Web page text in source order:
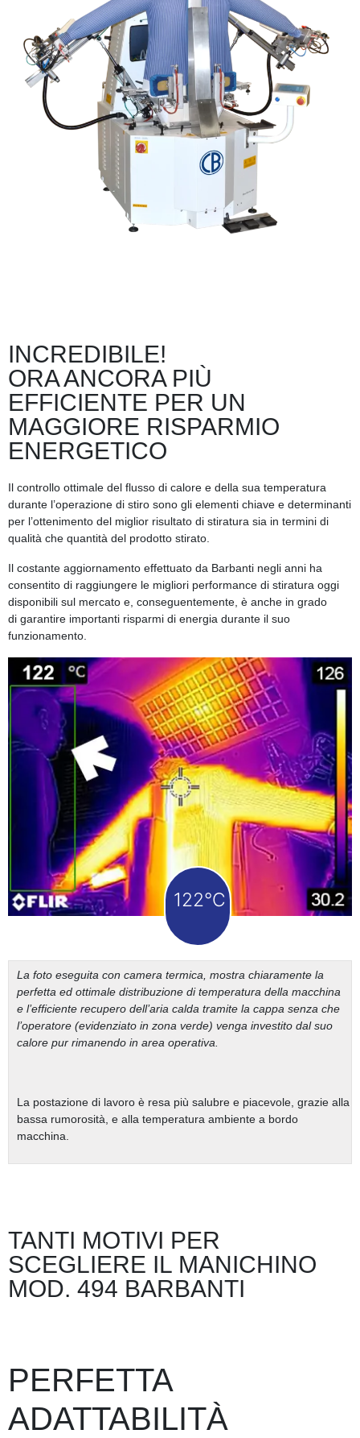
INCREDIBILE!
ORA ANCORA PIÙ
EFFICIENTE PER UN
MAGGIORE RISPARMIO
ENERGETICO
Il controllo ottimale del flusso di calore e della sua temperatura
durante l’operazione di stiro sono gli elementi chiave e determinanti
per l’ottenimento del miglior risultato di stiratura sia in termini di
qualità che quantità del prodotto stirato.
Il costante aggiornamento effettuato da Barbanti negli anni ha
consentito di raggiungere le migliori performance di stiratura oggi
disponibili sul mercato e, conseguentemente, è anche in grado
di garantire importanti risparmi di energia durante il suo
funzionamento
122°C
La foto eseguita con camera termica, mostra chiaramente la
perfetta ed ottimale distribuzione di temperatura della macchina
e l’efficiente recupero dell’aria calda tramite la cappa senza che
l’operatore (evidenziato in zona verde) venga investito dal suo
calore pur rimanendo in area operativa.
La postazione di lavoro è resa più salubre e piacevole , grazie alla
bassa rumorosità, e alla temperatura ambiente a bordo
macchina.
TANTI MOTIVI PER
SCEGLIERE IL MANICHINO
MOD. 494 BARBANTI
PERFETTA
ADATTABILITÀ